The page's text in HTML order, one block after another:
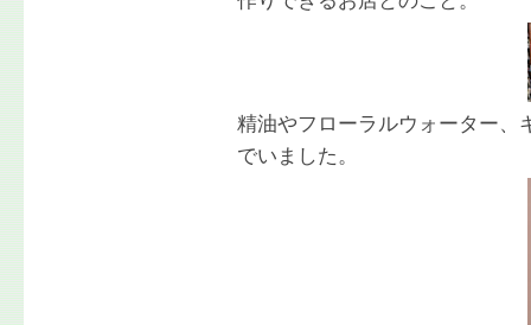
精油やフローラルウォーター、
でいました。